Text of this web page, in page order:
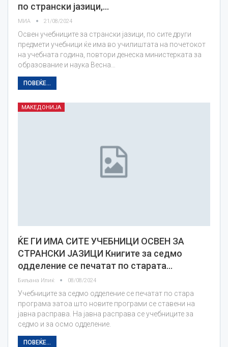
по странски јазици,…
МИА 21/08/2024
Освен учебниците за странски јазици, по сите други
предмети учебници ќе има во училиштата на почетокот
на учебната година, повтори денеска министерката за
образование и наука Весна…
ПОВЕЌЕ...
МАКЕДОНИЈА
ЌЕ ГИ ИМА СИТЕ УЧЕБНИЦИ ОСВЕН ЗА
СТРАНСКИ ЈАЗИЦИ Книгите за седмо
одделение се печатат по старата…
Биљана Илиќ 08/08/2024
Учебниците за седмо одделение се печатат по стара
програма затоа што новите програми се ставени на
јавна расправа. На јавна расправа се учебниците за
седмо и за осмо одделение.
ПОВЕЌЕ...